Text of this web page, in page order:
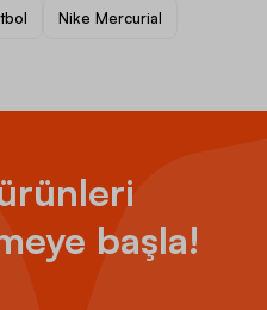
Nike Mercurial
başla!